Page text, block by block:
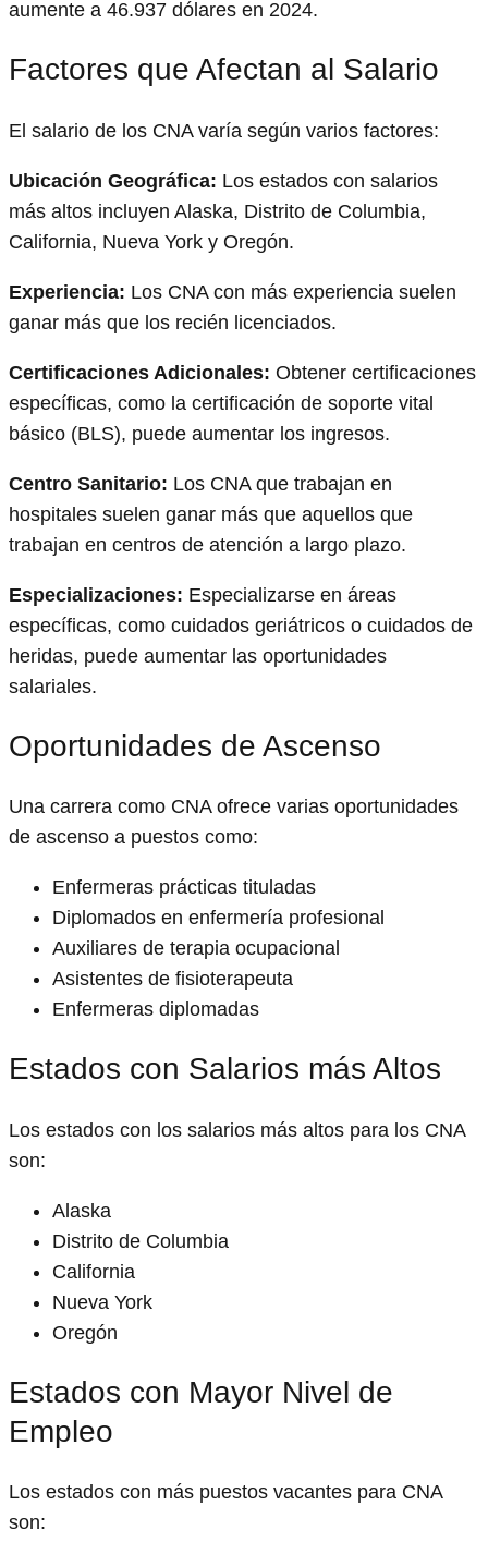
aumente a 46.937 dólares en 2024.
Factores que Afectan al Salario
El salario de los CNA varía según varios factores:
Ubicación Geográfica: Los estados con salarios
más altos incluyen Alaska, Distrito de Columbia,
California, Nueva York y Oregón.
Experiencia: Los CNA con más experiencia suelen
ganar más que los recién licenciados.
Certificaciones Adicionales: Obtener certificaciones
específicas, como la certificación de soporte vital
básico (BLS), puede aumentar los ingresos.
Centro Sanitario: Los CNA que trabajan en
hospitales suelen ganar más que aquellos que
trabajan en centros de atención a largo plazo.
Especializaciones: Especializarse en áreas
específicas, como cuidados geriátricos o cuidados de
heridas, puede aumentar las oportunidades
salariales.
Oportunidades de Ascenso
Una carrera como CNA ofrece varias oportunidades
de ascenso a puestos como:
Enfermeras prácticas tituladas
Diplomados en enfermería profesional
Auxiliares de terapia ocupacional
Asistentes de fisioterapeuta
Enfermeras diplomadas
Estados con Salarios más Altos
Los estados con los salarios más altos para los CNA
son:
Alaska
Distrito de Columbia
California
Nueva York
Oregón
Estados con Mayor Nivel de
Empleo
Los estados con más puestos vacantes para CNA
son: